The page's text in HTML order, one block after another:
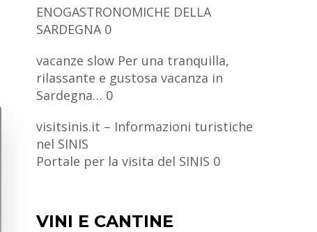
ENOGASTRONOMICHE DELLA
SARDEGNA 0
vacanze slow Per una tranquilla,
rilassante e gustosa vacanza in
Sardegna… 0
visitsinis.it – Informazioni turistiche
nel SINIS
Portale per la visita del SINIS 0
VINI E CANTINE